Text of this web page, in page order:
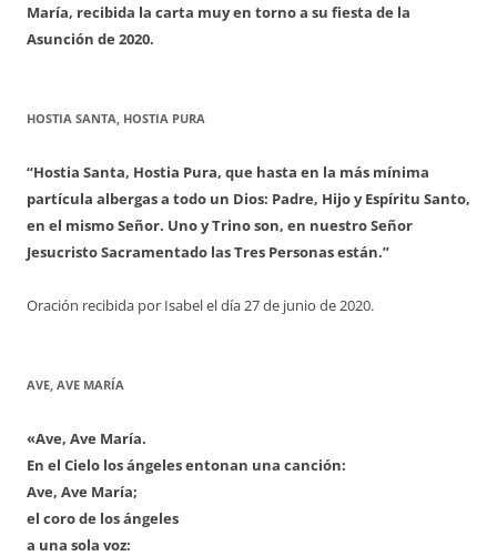
María, recibida la carta muy en torno a su fiesta de la
Asunción de 2020.
HOSTIA SANTA, HOSTIA PURA
“Hostia Santa, Hostia Pura, que hasta en la más mínima
partícula albergas a todo un Dios: Padre, Hijo y Espíritu Santo,
en el mismo Señor. Uno y Trino son, en nuestro Señor
Jesucristo Sacramentado las Tres Personas están.”
Oración recibida por Isabel el día 27 de junio de 2020.
AVE, AVE MARÍA
«Ave, Ave María.
En el Cielo los ángeles entonan una canción:
Ave, Ave María;
el coro de los ángeles
a una sola voz: